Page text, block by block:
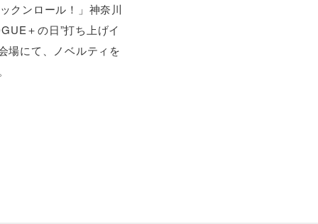
クンロール！」神奈川
＋の日”打ち上げイ
場にて、ノベルティを